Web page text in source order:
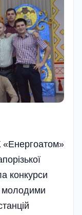
«Енергоатом»
конкурси
молодими